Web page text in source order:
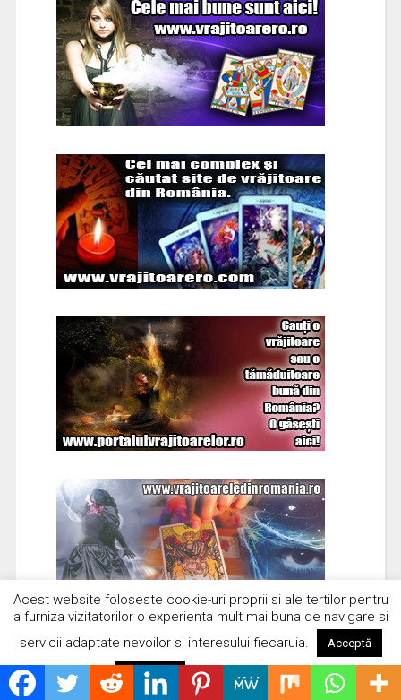
Acest website foloseste cookie-uri proprii si ale tertilor pentru
a furniza vizitatorilor o experienta mult mai buna de navigare si
servicii adaptate nevoilor si interesului fiecaruia.
Acceptă
Respinge Citește mai mult